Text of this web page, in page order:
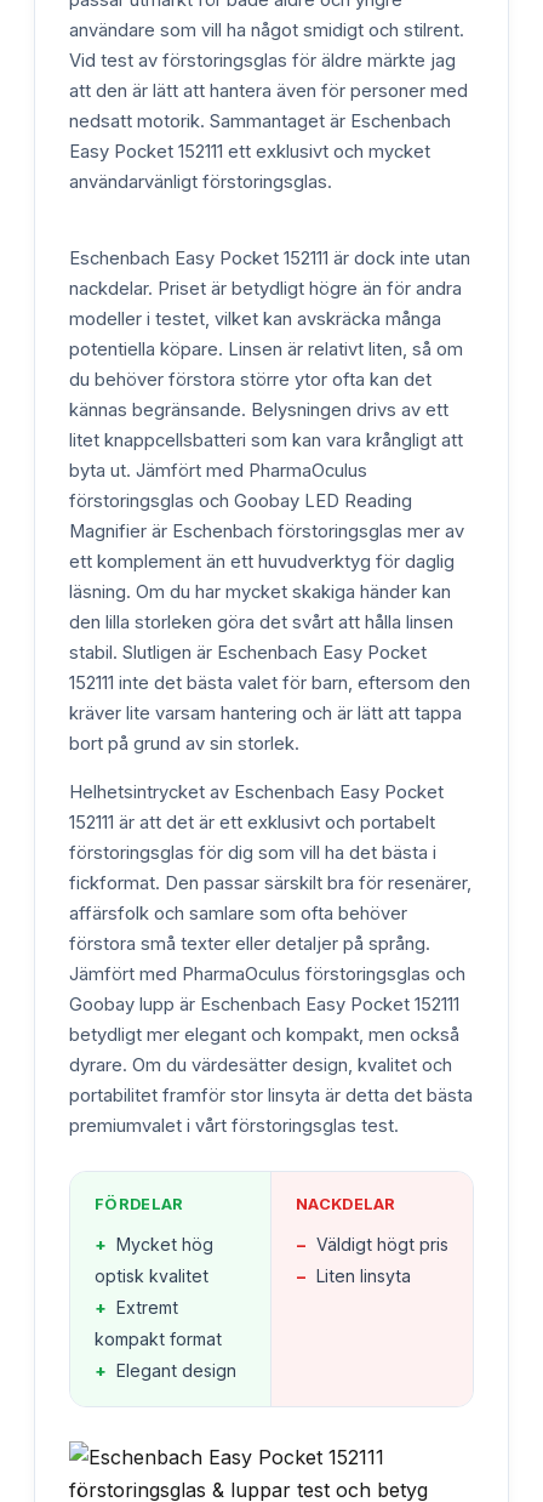
användare som vill ha något smidigt och stilrent.
Vid test av förstoringsglas för äldre märkte jag
att den är lätt att hantera även för personer med
nedsatt motorik. Sammantaget är Eschenbach
Easy Pocket 152111 ett exklusivt och mycket
användarvänligt förstoringsglas.
Eschenbach Easy Pocket 152111 är dock inte utan
nackdelar. Priset är betydligt högre än för andra
modeller i testet, vilket kan avskräcka många
potentiella köpare. Linsen är relativt liten, så om
du behöver förstora större ytor ofta kan det
kännas begränsande. Belysningen drivs av ett
litet knappcellsbatteri som kan vara krångligt att
byta ut. Jämfört med PharmaOculus
förstoringsglas och Goobay LED Reading
Magnifier är Eschenbach förstoringsglas mer av
ett komplement än ett huvudverktyg för daglig
läsning. Om du har mycket skakiga händer kan
den lilla storleken göra det svårt att hålla linsen
stabil. Slutligen är Eschenbach Easy Pocket
152111 inte det bästa valet för barn, eftersom den
kräver lite varsam hantering och är lätt att tappa
bort på grund av sin storlek.
Helhetsintrycket av Eschenbach Easy Pocket
152111 är att det är ett exklusivt och portabelt
förstoringsglas för dig som vill ha det bästa i
fickformat. Den passar särskilt bra för resenärer,
affärsfolk och samlare som ofta behöver
förstora små texter eller detaljer på språng.
Jämfört med PharmaOculus förstoringsglas och
Goobay lupp är Eschenbach Easy Pocket 152111
betydligt mer elegant och kompakt, men också
dyrare. Om du värdesätter design, kvalitet och
portabilitet framför stor linsyta är detta det bästa
premiumvalet i vårt förstoringsglas test.
FÖRDELAR
+ Mycket hög
optisk kvalitet
+ Extremt
kompakt format
+ Elegant design
NACKDELAR
− Väldigt högt pris
− Liten linsyta